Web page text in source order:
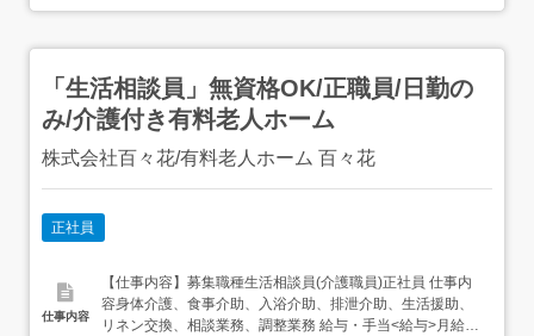
「生活相談員」無資格OK/正職員/日勤の
み/介護付き有料老人ホーム
株式会社百々花/有料老人ホーム 百々花
正社員
仕事内容
【仕事内容】募集職種生活相談員(介護職員)正社員 仕事内
容身体介護、食事介助、入浴介助、排泄介助、生活援助、
リネン交換、相談業務、調整業務 給与・手当<給与>月給